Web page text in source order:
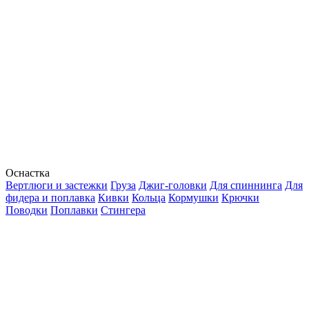
Оснастка
Вертлюги и застежки Груза Джиг-головки Для спиннинга Для
фидера и поплавка Кивки Кольца Кормушки Крючки
Поводки Поплавки Стингера